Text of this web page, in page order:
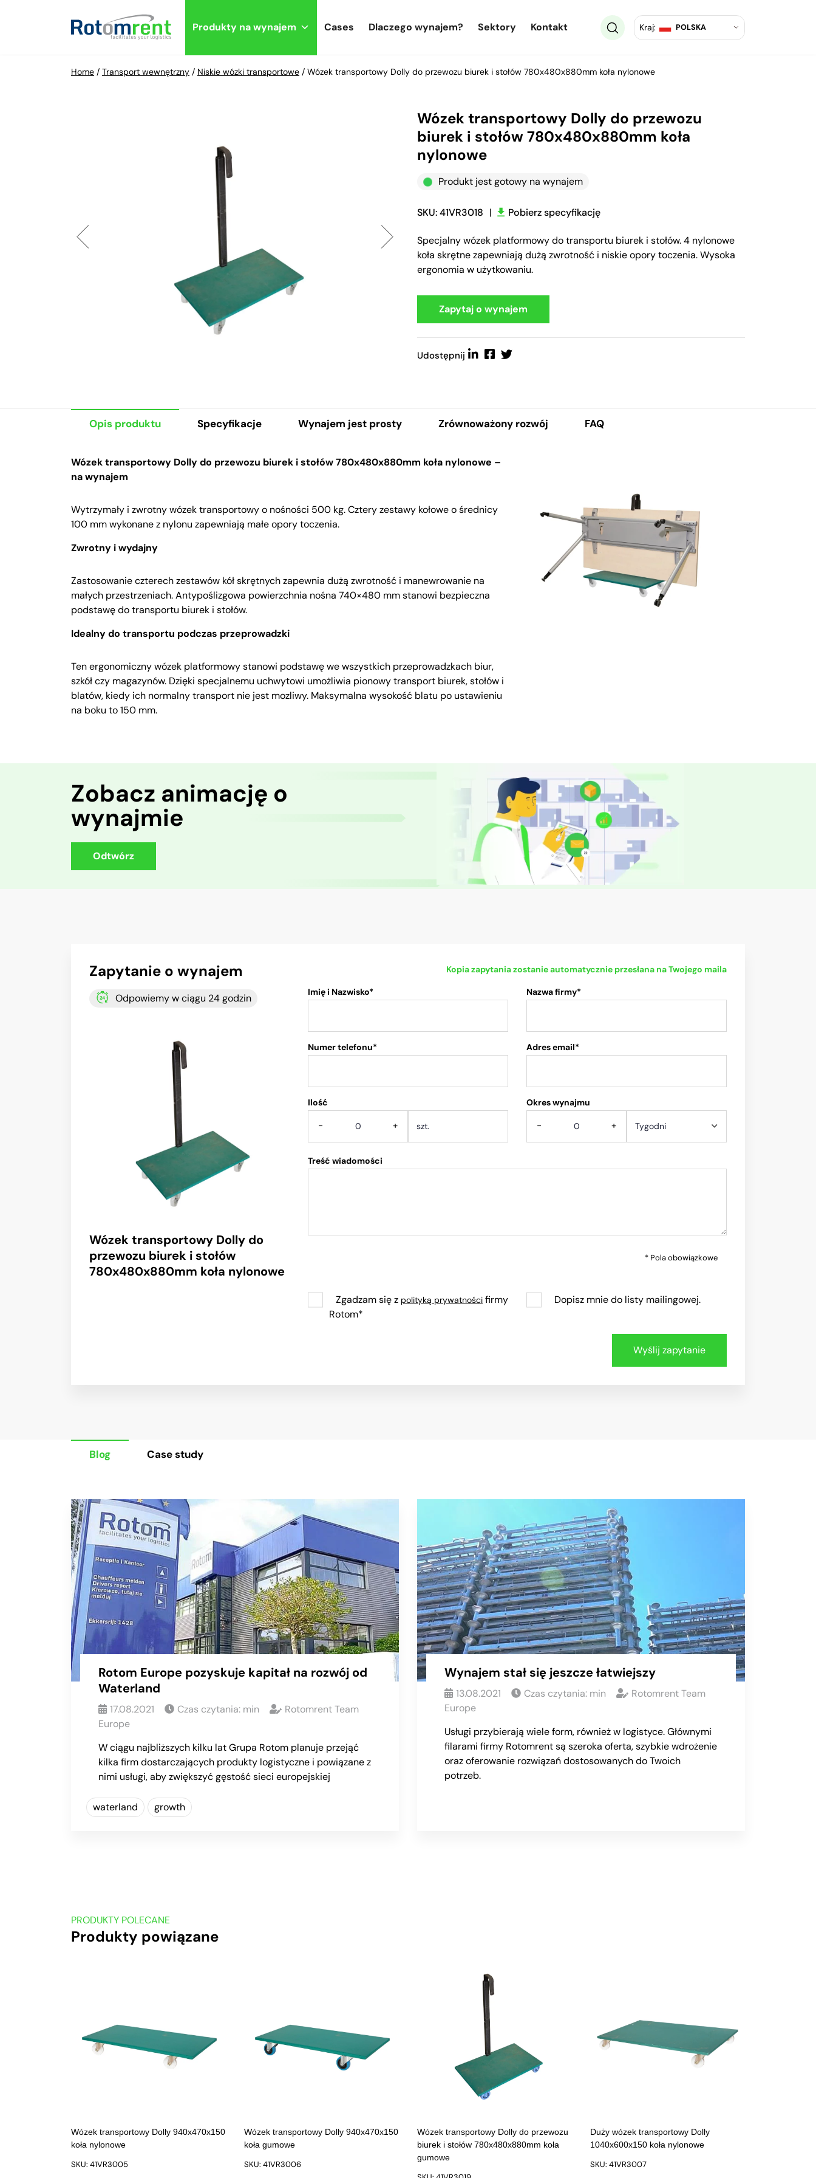
Produkty na wynajem Cases Dlaczego wynajem? Sektory Kontakt Kraj: POLSKA
Home / Transport wewnętrzny / Niskie wózki transportowe / Wózek transportowy Dolly do przewozu biurek i stołów 780x480x880mm koła nylonowe
Wózek transportowy Dolly do przewozu
biurek i stołów 780x480x880mm koła
nylonowe
Produkt jest gotowy na wynajem
SKU: 41VR3018 | Pobierz specyfikację
Specjalny wózek platformowy do transportu biurek i stołów. 4 nylonowe
koła skrętne zapewniają dużą zwrotność i niskie opory toczenia. Wysoka
ergonomia w użytkowaniu.
Zapytaj o wynajem
Udostępnij
Opis produktu Specyfikacje Wynajem jest prosty Zrównoważony rozwój FAQ
Wózek transportowy Dolly do przewozu biurek i stołów 780x480x880mm koła nylonowe –
na wynajem
Wytrzymały i zwrotny wózek transportowy o nośności 500 kg. Cztery zestawy kołowe o średnicy
100 mm wykonane z nylonu zapewniają małe opory toczenia.
Zwrotny i wydajny
Zastosowanie czterech zestawów kół skrętnych zapewnia dużą zwrotność i manewrowanie na
małych przestrzeniach. Antypoślizgowa powierzchnia nośna 740×480 mm stanowi bezpieczna
podstawę do transportu biurek i stołów.
Idealny do transportu podczas przeprowadzki
Ten ergonomiczny wózek platformowy stanowi podstawę we wszystkich przeprowadzkach biur,
szkół czy magazynów. Dzięki specjalnemu uchwytowi umożliwia pionowy transport biurek, stołów i
blatów, kiedy ich normalny transport nie jest mozliwy. Maksymalna wysokość blatu po ustawieniu
na boku to 150 mm.
Zobacz animację o
wynajmie
Odtwórz
Zapytanie o wynajem
Odpowiemy w ciągu 24 godzin
Wózek transportowy Dolly do
przewozu biurek i stołów
780x480x880mm koła nylonowe
Kopia zapytania zostanie automatycznie przesłana na Twojego maila
Imię i Nazwisko* Nazwa firmy*
Numer telefonu* Adres email*
Ilość
- +
Okres wynajmu
- +
Treść wiadomości
* Pola obowiązkowe
Zgadzam się z polityką prywatności firmy
Rotom*
Dopisz mnie do listy mailingowej.
Blog Case study
Rotom Europe pozyskuje kapitał na rozwój od
Waterland
17.08.2021 Czas czytania: min
Rotomrent Team
Europe
W ciągu najbliższych kilku lat Grupa Rotom planuje przejąć
kilka firm dostarczających produkty logistyczne i powiązane z
nimi usługi, aby zwiększyć gęstość sieci europejskiej
waterland growth
Wynajem stał się jeszcze łatwiejszy
13.08.2021 Czas czytania: min
Rotomrent Team
Europe
Usługi przybierają wiele form, również w logistyce. Głównymi
filarami firmy Rotomrent są szeroka oferta, szybkie wdrożenie
oraz oferowanie rozwiązań dostosowanych do Twoich
potrzeb.
PRODUKTY POLECANE
Produkty powiązane
Wózek transportowy Dolly 940x470x150
koła nylonowe
SKU: 41VR3005
Wózek transportowy Dolly 940x470x150
koła gumowe
SKU: 41VR3006
Wózek transportowy Dolly do przewozu
biurek i stołów 780x480x880mm koła
gumowe
Duży wózek transportowy Dolly
1040x600x150 koła nylonowe
SKU: 41VR3007